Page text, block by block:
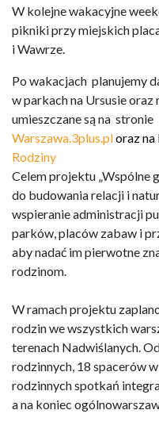
W kolejne wakacyjne
pikniki przy miejskich
i Wawrze.
Po wakacjach planujemy
w parkach na Ursusie
umieszczane są na stronie
Warszawa.3plus.ploraz
Rodziny
Celem projektu „Wspólne
do budowania relacji i
wspieranie administracji
parków, placów zabaw i
aby nadać im pierwotne
rodzinom.
W ramach projektu
rodzin we wszystkich
terenach Nadwiślanych.
rodzinnych, 18 spacerów
rodzinnych spotkań
a na koniec